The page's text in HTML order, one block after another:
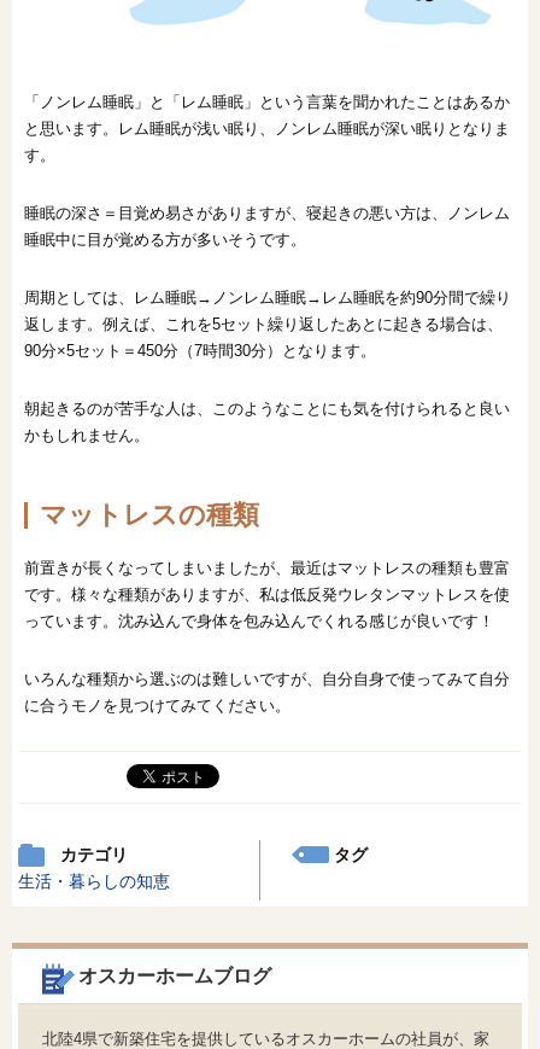
「ノンレム睡眠」と「レム睡眠」という言葉を聞かれたことはあるか
と思います。レム睡眠が浅い眠り、ノンレム睡眠が深い眠りとなりま
す。
睡眠の深さ＝目覚め易さがありますが、寝起きの悪い方は、ノンレム
睡眠中に目が覚める方が多いそうです。
周期としては、レム睡眠→ノンレム睡眠→レム睡眠を約90分間で繰り
返します。例えば、これを5セット繰り返したあとに起きる場合は、
90分×5セット＝450分（7時間30分）となります。
朝起きるのが苦手な人は、このようなことにも気を付けられると良い
かもしれません。
マットレスの種類
前置きが長くなってしまいましたが、最近はマットレスの種類も豊富
です。様々な種類がありますが、私は低反発ウレタンマットレスを使
っています。沈み込んで身体を包み込んでくれる感じが良いです！
いろんな種類から選ぶのは難しいですが、自分自身で使ってみて自分
に合うモノを見つけてみてください。
カテゴリ
生活・暮らしの知恵
タグ
オスカーホームブログ
北陸4県で新築住宅を提供しているオスカーホームの社員が、家